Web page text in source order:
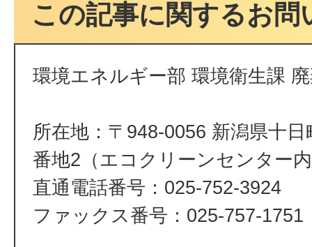
この記事に関するお問
環境エネルギー部 環境衛生課
所在地：〒948-0056 新潟県十
番地2（エコクリーンセンター
直通電話番号：025-752-3924
ファックス番号：025-757-1751